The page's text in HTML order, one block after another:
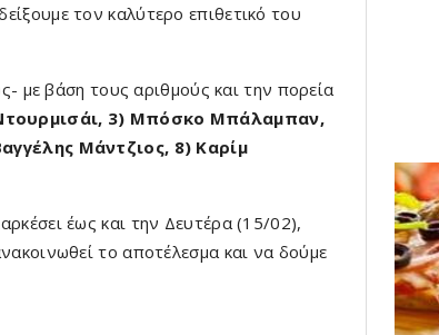
τον καλύτερο επιθετικό του
με βάση τους αριθμούς και την πορεία
3) Μπόσκο Μπάλαμπαν,
Μάντζιος, 8) Καρίμ
έως και την Δευτέρα (15/02),
το αποτέλεσμα και να δούμε